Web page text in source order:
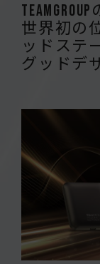
世界初の
ッドステ
グッドデ